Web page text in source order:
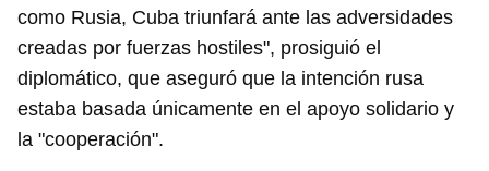
como Rusia, Cuba triunfará ante las adversidades
creadas por fuerzas hostiles", prosiguió el
diplomático, que aseguró que la intención rusa
estaba basada únicamente en el apoyo solidario y
la "cooperación".